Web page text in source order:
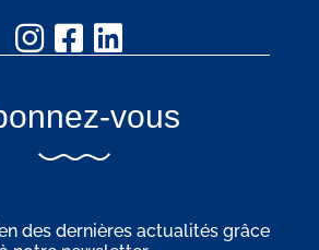
vous
des dernières actualités grâce